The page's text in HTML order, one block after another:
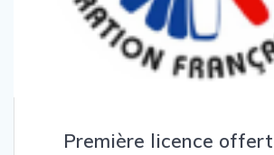
Première licence